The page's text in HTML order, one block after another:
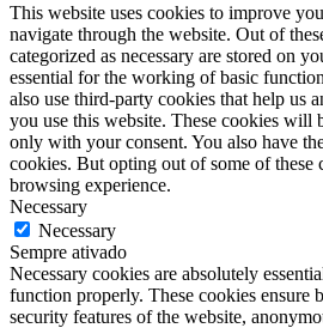
This website uses cookies to improve
navigate through the website. Out of
categorized as necessary are stored on
essential for the working of basic
also use third-party cookies that help us
you use this website. These cookies will
only with your consent. You also have
cookies. But opting out of some of these
browsing experience.
Necessary
Necessary
Sempre ativado
Necessary cookies are absolutely
function properly. These cookies ensure
security features of the website,